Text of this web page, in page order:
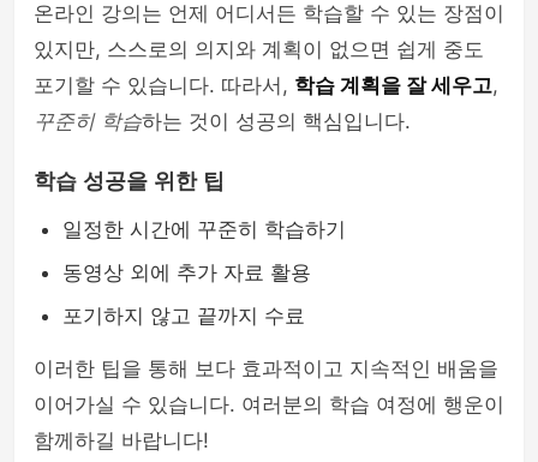
온라인 강의는 언제 어디서든 학습할 수 있는 장점이
있지만, 스스로의 의지와 계획이 없으면 쉽게 중도
포기할 수 있습니다. 따라서, 학습 계획을 잘 세우고,
꾸준히 학습하는 것이 성공의 핵심입니다.
학습 성공을 위한 팁
일정한 시간에 꾸준히 학습하기
동영상 외에 추가 자료 활용
포기하지 않고 끝까지 수료
이러한 팁을 통해 보다 효과적이고 지속적인 배움을
이어가실 수 있습니다. 여러분의 학습 여정에 행운이
함께하길 바랍니다!